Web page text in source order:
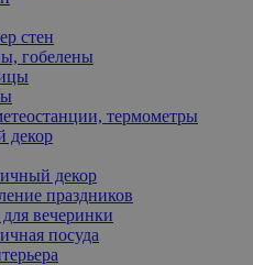
стен
гобелены
термометры
декор
декор
праздников
вечеринки
посуда